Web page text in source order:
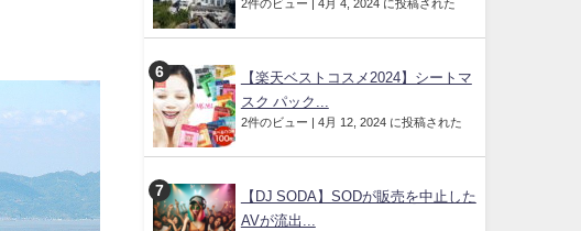
2件のビュー | 4月 4, 2024 に投稿された
【楽天ベストコスメ2024】シートマ
スク パック...
2件のビュー | 4月 12, 2024 に投稿された
【DJ SODA】SODが販売を中止した
AVが流出...